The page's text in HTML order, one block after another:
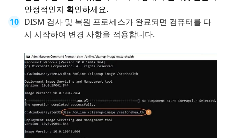
안정적인지 확인하세요.
DISM 검사 및 복원 프로세스가 완료되면 컴퓨터를 다
시 시작하여 변경 사항을 적용합니다.